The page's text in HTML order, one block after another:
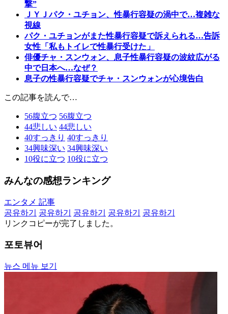
撃”
ＪＹＪパク・ユチョン、性暴行容疑の渦中で…複雑な
視線
パク・ユチョンがまた性暴行容疑で訴えられる…告訴
女性「私もトイレで性暴行受けた」
俳優チャ・スンウォン、息子性暴行容疑の波紋広がる
中で日本へ…なぜ？
息子の性暴行容疑でチャ・スンウォンが心境告白
この記事を読んで…
56腹立つ 56腹立つ
44悲しい 44悲しい
40すっきり 40すっきり
34興味深い 34興味深い
10役に立つ 10役に立つ
みんなの感想ランキング
エンタメ 記事
공유하기
공유하기 공유하기 공유하기
공유하기
リンクコピーが完了しました。
포토뷰어
뉴스 메뉴 보기